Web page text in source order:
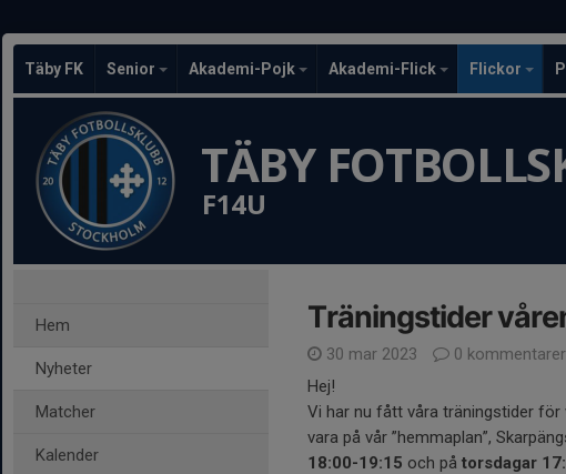
Täby FK Senior Akademi-Pojk Akademi-Flick Flickor
TÄBY
F14U
Hem
Nyheter
Matcher
Kalender
Träningstider
30 mar 2023
0 kommentarer
Hej!
Vi har nu fått våra träningstider
vara på vår ”hemmaplan”,
18:00-19:15 och på torsdagar